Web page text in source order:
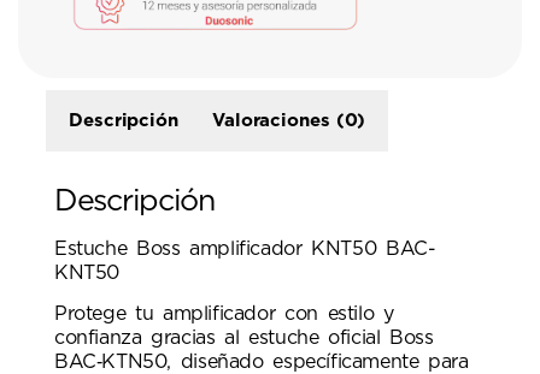
Descripción Valoraciones (0)
Descripción
Estuche Boss amplificador KNT50 BAC-
KNT50
Protege tu amplificador con estilo y
confianza gracias al estuche oficial Boss
BAC‑KTN50, diseñado específicamente para